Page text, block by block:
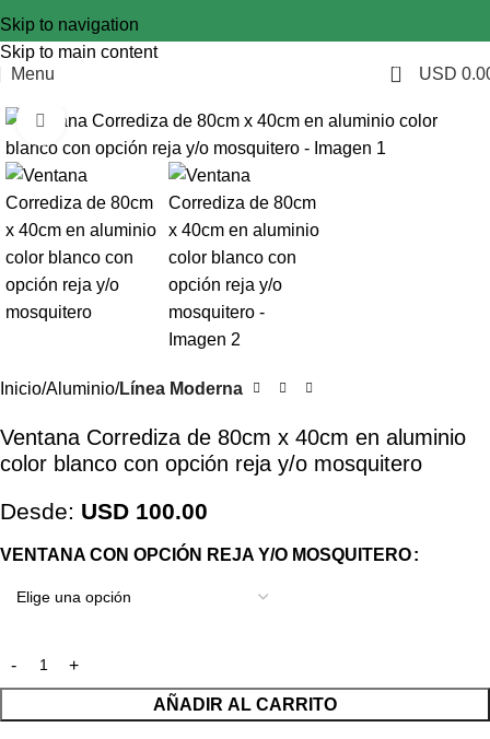
Skip to navigation
Skip to main content
Menu
0 USD
Click to enlarge
Inicio Aluminio Línea Moderna
Ventana Corrediza de 80cm x 40cm en aluminio
color blanco con opción reja y/o mosquitero
Desde: USD 100.00
VENTANA CON OPCIÓN REJA Y/O MOSQUITERO
AÑADIR AL CARRITO